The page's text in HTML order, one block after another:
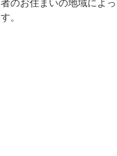
者のお住まいの地域によ
す。